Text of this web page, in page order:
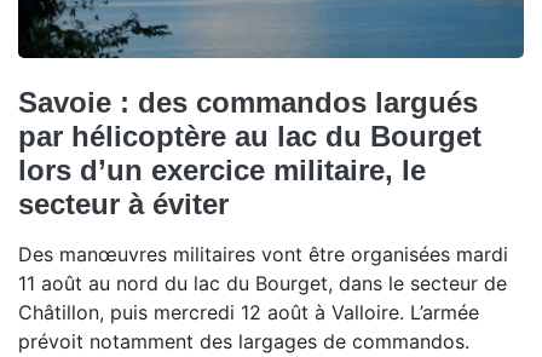
Savoie : des commandos largués
par hélicoptère au lac du Bourget
lors d’un exercice militaire, le
secteur à éviter
Des manœuvres militaires vont être organisées mardi
11 août au nord du lac du Bourget, dans le secteur de
Châtillon, puis mercredi 12 août à Valloire. L’armée
prévoit notamment des largages de commandos.